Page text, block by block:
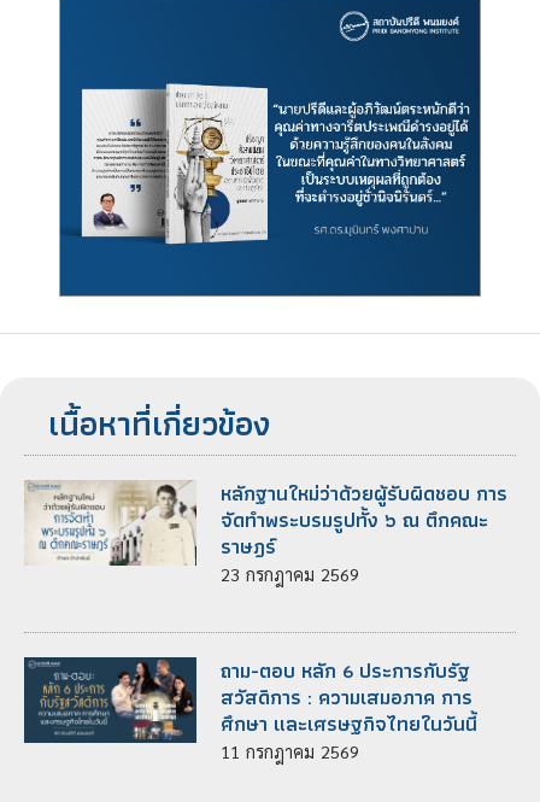
เนื้อหาที่เกี่ยวข้อง
หลักฐานใหม่ว่าด้วยผู้รับผิดชอบ การ
จัดทำพระบรมรูปทั้ง ๖ ณ ตึกคณะ
ราษฎร์
23 กรกฎาคม 2569
ถาม-ตอบ หลัก 6 ประการกับรัฐ
สวัสดิการ : ความเสมอภาค การ
ศึกษา และเศรษฐกิจไทยในวันนี้
11 กรกฎาคม 2569